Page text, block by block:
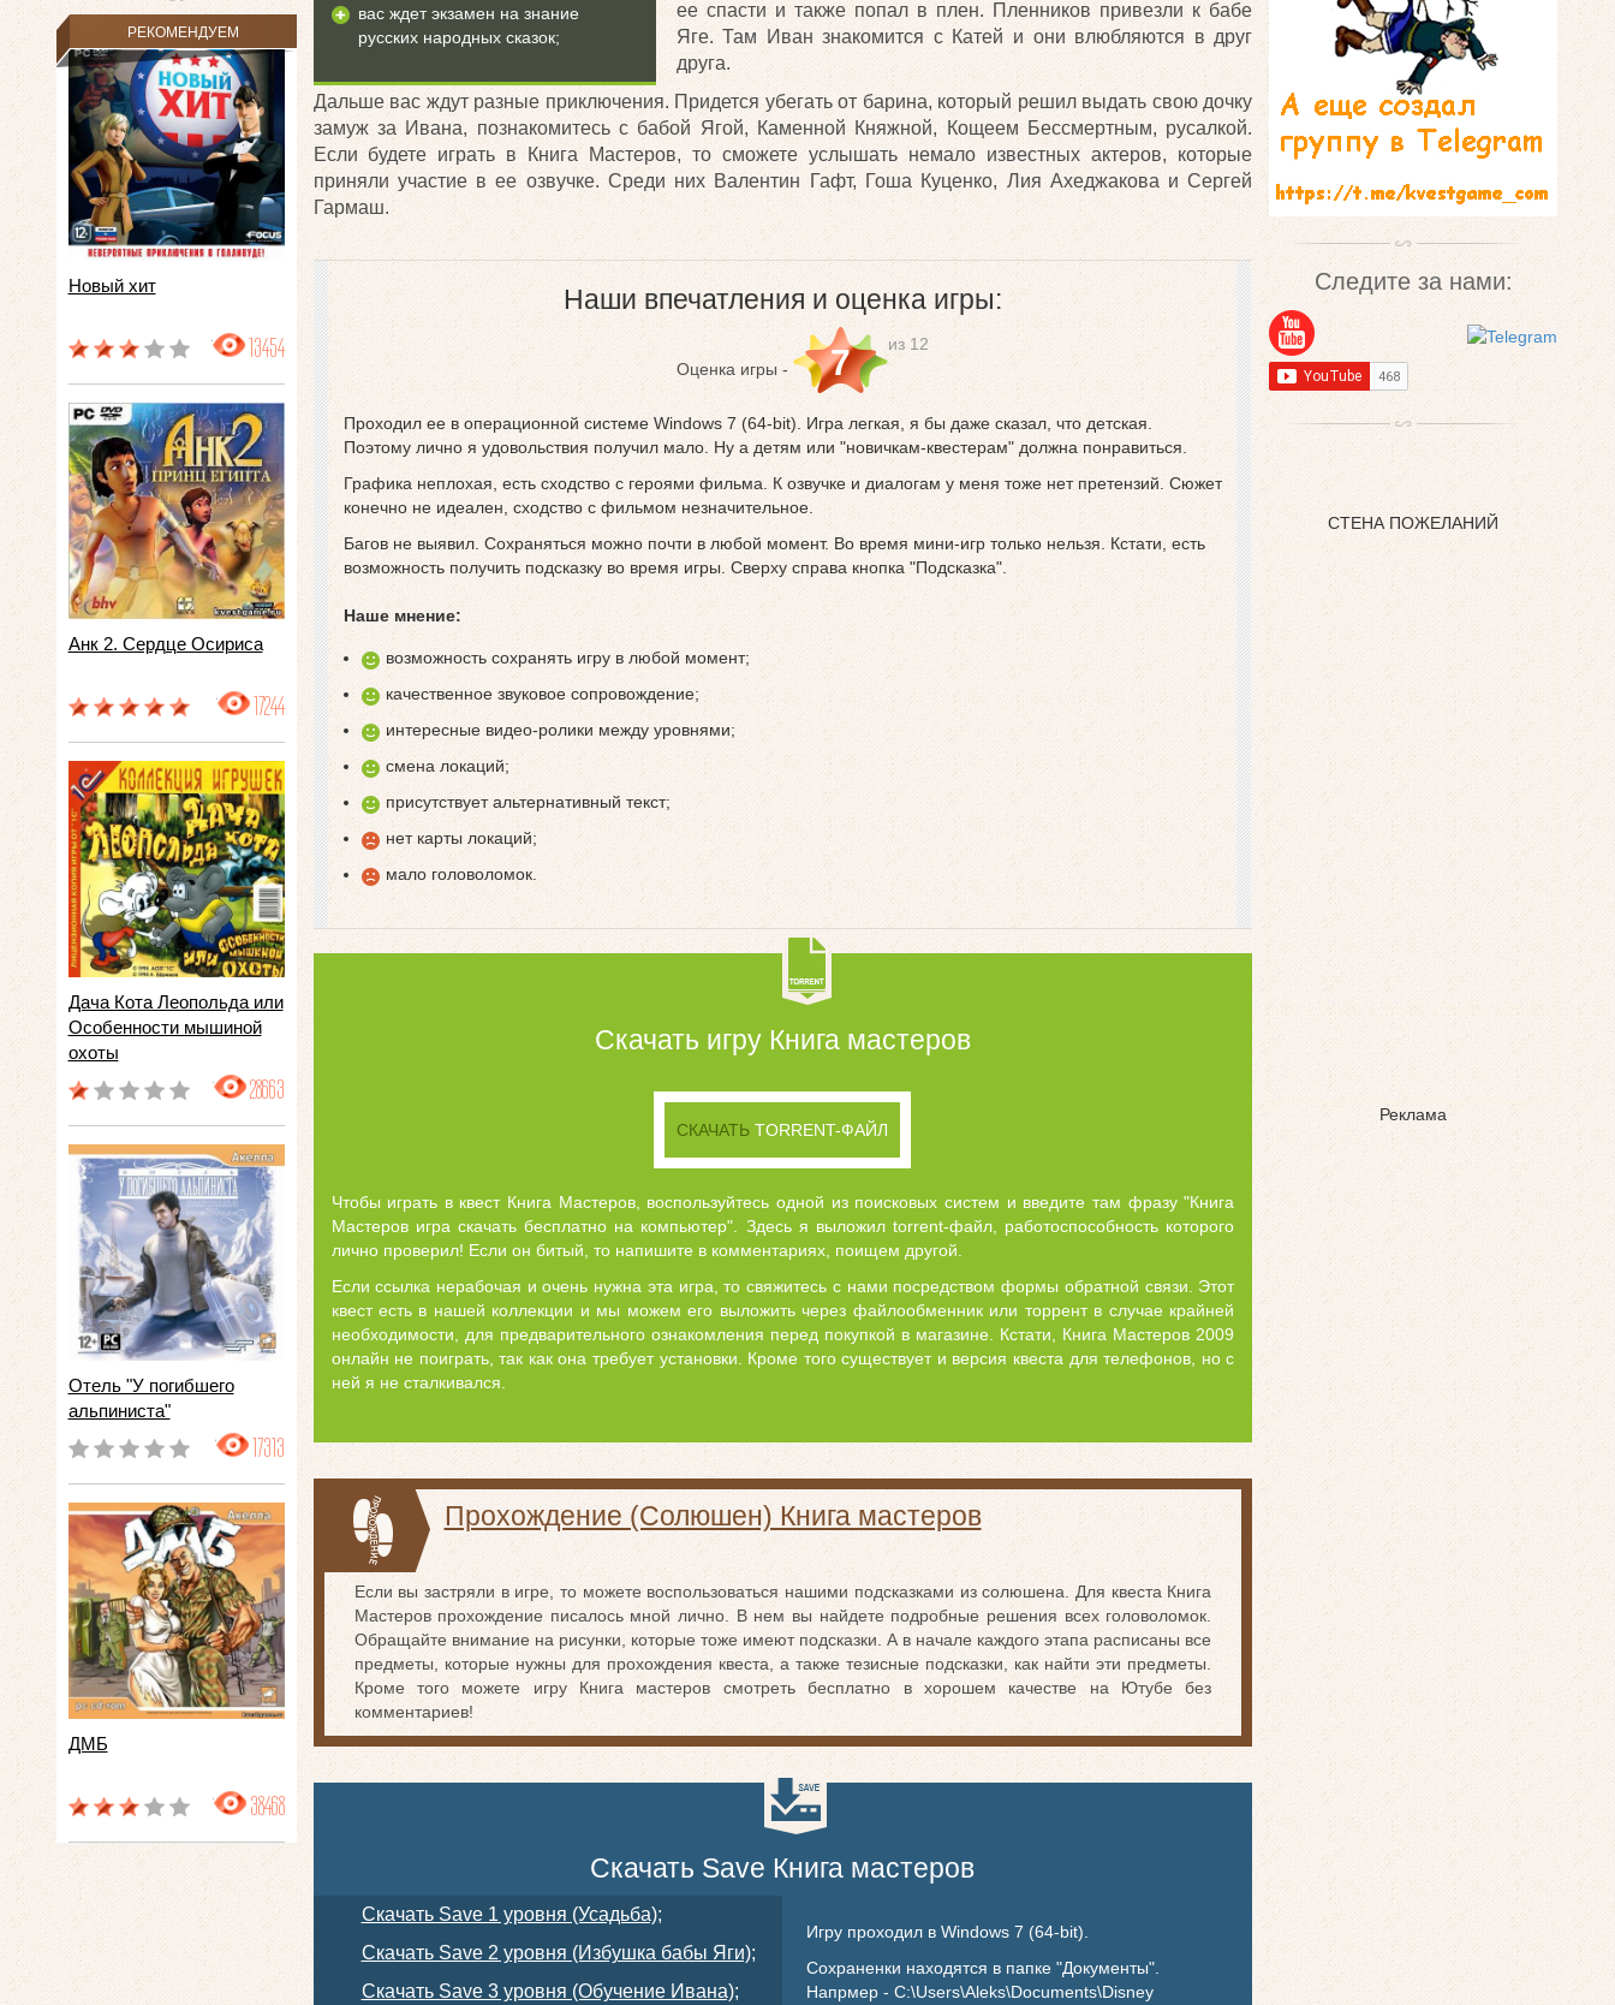
РЕКОМЕНДУЕМ
Новый хит
13454
Анк 2. Сердце Осириса
17244
Дача Кота Леопольда или
Особенности мышиной
охоты
28663
Отель "У погибшего
альпиниста"
17313
ДМБ
38468
вас ждет экзамен на знание
русских народных сказок;
ее спасти и также попал в плен. Пленников привезли к бабе
Яге. Там Иван знакомится с Катей и они влюбляются в друг
друга.
Дальше вас ждут разные приключения. Придется убегать от барина, который решил выдать свою дочку
замуж за Ивана, познакомитесь с бабой Ягой, Каменной Княжной, Кощеем Бессмертным, русалкой.
Если будете играть в Книга Мастеров, то сможете услышать немало известных актеров, которые
приняли участие в ее озвучке. Среди них Валентин Гафт, Гоша Куценко, Лия Ахеджакова и Сергей
Гармаш.
Наши впечатления и оценка игры:
Оценка игры - 7 из 12
Проходил ее в операционной системе Windows 7 (64-bit). Игра легкая, я бы даже сказал, что детская.
Поэтому лично я удовольствия получил мало. Ну а детям или "новичкам-квестерам" должна понравиться.
Графика неплохая, есть сходство с героями фильма. К озвучке и диалогам у меня тоже нет претензий. Сюжет
конечно не идеален, сходство с фильмом незначительное.
Багов не выявил. Сохраняться можно почти в любой момент. Во время мини-игр только нельзя. Кстати, есть
возможность получить подсказку во время игры. Сверху справа кнопка "Подсказка".
Наше мнение:
возможность сохранять игру в любой момент;
качественное звуковое сопровождение;
интересные видео-ролики между уровнями;
смена локаций;
присутствует альтернативный текст;
нет карты локаций;
мало головоломок.
Скачать игру Книга мастеров
СКАЧАТЬTORRENT-ФАЙЛ
Чтобы играть в квест Книга Мастеров, воспользуйтесь одной из поисковых систем и введите там фразу "Книга
Мастеров игра скачать бесплатно на компьютер". Здесь я выложил torrent-файл, работоспособность которого
лично проверил! Если он битый, то напишите в комментариях, поищем другой.
Если ссылка нерабочая и очень нужна эта игра, то свяжитесь с нами посредством формы обратной связи. Этот
квест есть в нашей коллекции и мы можем его выложить через файлообменник или торрент в случае крайней
необходимости, для предварительного ознакомления перед покупкой в магазине. Кстати, Книга Мастеров 2009
онлайн не поиграть, так как она требует установки. Кроме того существует и версия квеста для телефонов, но с
ней я не сталкивался.
Прохождение (Солюшен) Книга мастеров
Если вы застряли в игре, то можете воспользоваться нашими подсказками из солюшена. Для квеста Книга
Мастеров прохождение писалось мной лично. В нем вы найдете подробные решения всех головоломок.
Обращайте внимание на рисунки, которые тоже имеют подсказки. А в начале каждого этапа расписаны все
предметы, которые нужны для прохождения квеста, а также тезисные подсказки, как найти эти предметы.
Кроме того можете игру Книга мастеров смотреть бесплатно в хорошем качестве на Ютубе без
комментариев!
Скачать Save Книга мастеров
Скачать Save 1 уровня (Усадьба);
Скачать Save 2 уровня (Избушка бабы Яги);
Скачать Save 3 уровня (Обучение Ивана);
Игру проходил в Windows 7 (64-bit).
Сохраненки находятся в папке "Документы".
Напрмер - C:\Users\Aleks\Documents\Disney
Следите за нами:
СТЕНА ПОЖЕЛАНИЙ
Реклама